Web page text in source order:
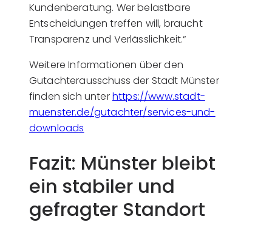
Kundenberatung. Wer belastbare
Entscheidungen treffen will, braucht
Transparenz und Verlässlichkeit.“
Weitere Informationen über den
Gutachterausschuss der Stadt Münster
finden sich unterhttps://www.stadt-
muenster.de/gutachter/services-und-
downloads
Fazit: Münster bleibt
ein stabiler und
gefragter Standort